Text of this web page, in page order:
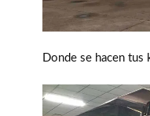
Donde se hacen tus